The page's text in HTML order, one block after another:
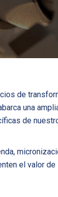
de
una
de
el valor